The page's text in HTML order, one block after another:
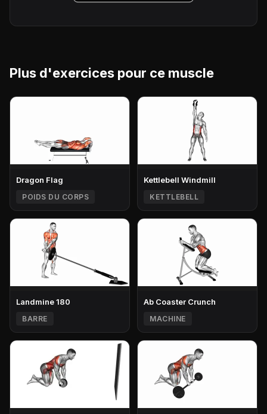
Plus d'exercices pour ce muscle
Dragon Flag
POIDS DU CORPS
Kettlebell Windmill
KETTLEBELL
Landmine 180
BARRE
Ab Coaster Crunch
MACHINE